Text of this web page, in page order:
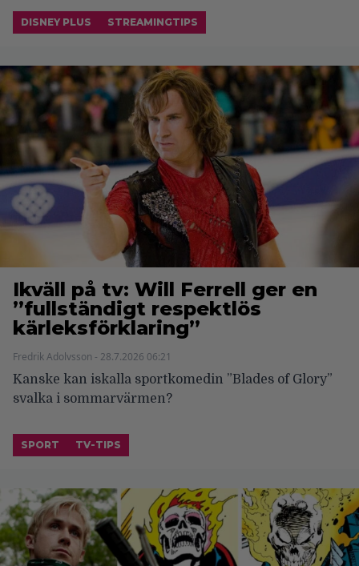
DISNEY PLUS STREAMINGTIPS
Ikväll på tv: Will Ferrell ger en
”fullständigt respektlös
kärleksförklaring”
Fredrik Adolvsson - 28.7.2026 06:21
Kanske kan iskalla sportkomedin ”Blades of Glory”
svalka i sommarvärmen?
SPORT TV-TIPS